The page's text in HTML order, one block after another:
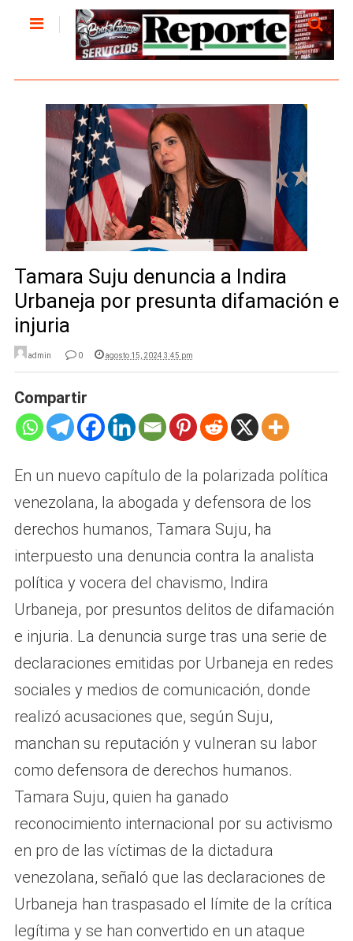
Tamara Suju denuncia a Indira
Urbaneja por presunta difamación e
injuria
admin 0 agosto 15, 2024 3:45 pm
Compartir
En un nuevo capítulo de la polarizada política
venezolana, la abogada y defensora de los
derechos humanos, Tamara Suju, ha
interpuesto una denuncia contra la analista
política y vocera del chavismo, Indira
Urbaneja, por presuntos delitos de difamación
e injuria. La denuncia surge tras una serie de
declaraciones emitidas por Urbaneja en redes
sociales y medios de comunicación, donde
realizó acusaciones que, según Suju,
manchan su reputación y vulneran su labor
como defensora de derechos humanos.
Tamara Suju, quien ha ganado
reconocimiento internacional por su activismo
en pro de las víctimas de la dictadura
venezolana, señaló que las declaraciones de
Urbaneja han traspasado el límite de la crítica
legítima y se han convertido en un ataque